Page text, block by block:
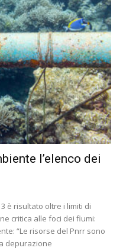
l’elenco dei
è risultato oltre i limiti di
critica alle foci dei fiumi:
“Le risorse del Pnrr sono
depurazione